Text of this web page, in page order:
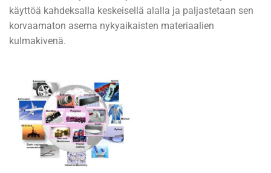
käyttöä kahdeksalla keskeisellä alalla ja paljastetaan sen
korvaamaton asema nykyaikaisten materiaalien
kulmakivenä.